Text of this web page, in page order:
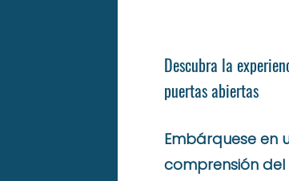
Descubra la
puertas abiertas
Embárquese en
comprensión